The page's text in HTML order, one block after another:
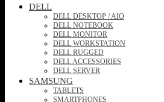
DELL
DELL DESKTOP / AIO
DELL NOTEBOOK
DELL MONITOR
DELL WORKSTATION
DELL RUGGED
DELL ACCESSORIES
DELL SERVER
SAMSUNG
TABLETS
SMARTPHONES